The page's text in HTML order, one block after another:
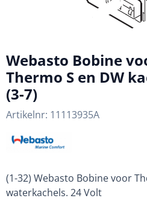
Webasto Bobine
Thermo S en DW
(3-7)
Artikelnr: 11113935A
(1-32) Webasto Bobine voor
waterkachels. 24 Volt